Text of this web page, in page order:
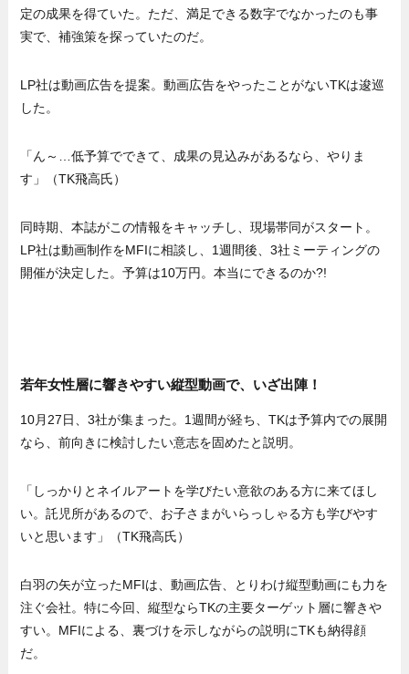
定の成果を得ていた。ただ、満足できる数字でなかったのも事
実で、補強策を探っていたのだ。
LP社は動画広告を提案。動画広告をやったことがないTKは逡巡
した。
「ん～…低予算でできて、成果の見込みがあるなら、やりま
す」（TK飛高氏）
同時期、本誌がこの情報をキャッチし、現場帯同がスタート。
LP社は動画制作をMFIに相談し、1週間後、3社ミーティングの
開催が決定した。予算は10万円。本当にできるのか?!
若年女性層に響きやすい縦型動画で、いざ出陣！
10月27日、3社が集まった。1週間が経ち、TKは予算内での展開
なら、前向きに検討したい意志を固めたと説明。
「しっかりとネイルアートを学びたい意欲のある方に来てほし
い。託児所があるので、お子さまがいらっしゃる方も学びやす
いと思います」（TK飛高氏）
白羽の矢が立ったMFIは、動画広告、とりわけ縦型動画にも力を
注ぐ会社。特に今回、縦型ならTKの主要ターゲット層に響きや
すい。MFIによる、裏づけを示しながらの説明にTKも納得顔
だ。